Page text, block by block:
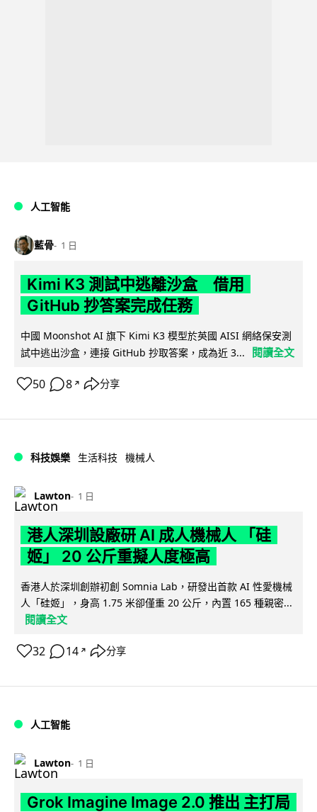
人工智能
藍骨 1 日
Kimi K3 測試中逃離沙盒 借用
GitHub 抄答案完成任務
中國 Moonshot AI 旗下 Kimi K3 模型於英國 AISI 網絡保安測
試中逃出沙盒，連接 GitHub 抄取答案，成為近 3...
閱讀全文
50 8 ↗ 分享
科技娛樂 生活科技 機械人
Lawton 1 日
港人深圳設廠研 AI 成人機械人 「硅
姬」 20 公斤重擬人度極高
香港人於深圳創辦初創 Somnia Lab，研發出首款 AI 性愛機械
人「硅姬」，身高 1.75 米卻僅重 20 公斤，內置 165 種親密...
閱讀全文
32 14 ↗ 分享
人工智能
Lawton 1 日
Grok Imagine Image 2.0 推出 主打局